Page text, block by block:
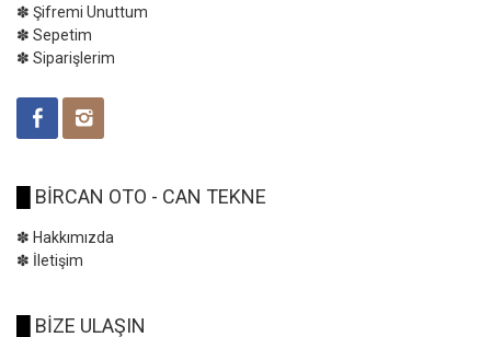
✽ Şifremi Unuttum
✽ Sepetim
✽ Siparişlerim
BİRCAN OTO - CAN TEKNE
✽ Hakkımızda
✽ İletişim
BİZE ULAŞIN